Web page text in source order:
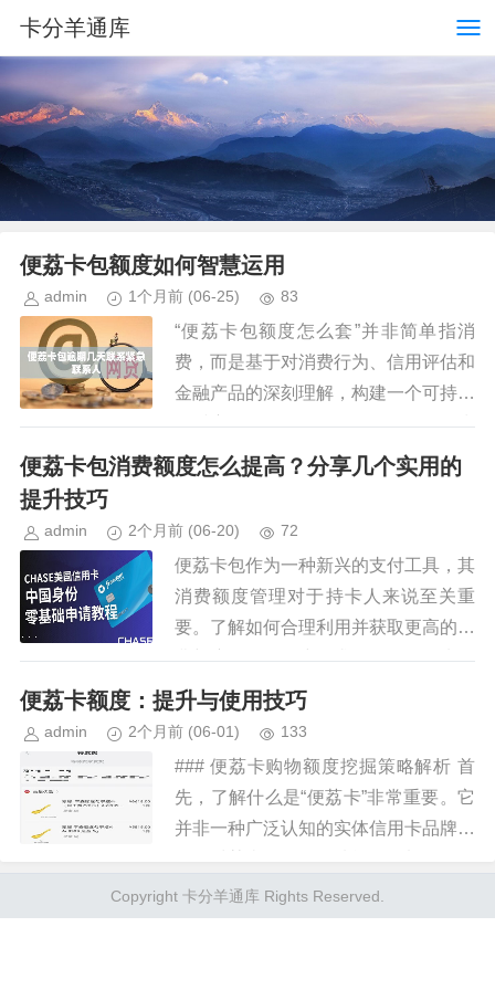
卡分羊通库
便荔卡包额度如何智慧运用
admin 1个月前 (06-25) 83
“便荔卡包额度怎么套”并非简单指消
费，而是基于对消费行为、信用评估和
金融产品的深刻理解，构建一个可持续
的财富管理策略。许多人将“套”理解为
快速消费，实际上，核心在于如何利用
便荔卡包消费额度怎么提高？分享几个实用的
提升技巧
admin 2个月前 (06-20) 72
便荔卡包作为一种新兴的支付工具，其
消费额度管理对于持卡人来说至关重
要。了解如何合理利用并获取更高的消
费额度是每位用户追求的目标。首先，
需要明确影响便荔卡包消费额度的关键
便荔卡额度：提升与使用技巧
admin 2个月前 (06-01) 133
### 便荔卡购物额度挖掘策略解析 首
先，了解什么是“便荔卡”非常重要。它
并非一种广泛认知的实体信用卡品牌，
消费额度的金融服务产品的统称。这种
卡片通常由电商平台或第三...
Copyright 卡分羊通库 Rights Reserved.